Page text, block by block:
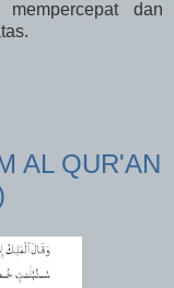
dan
AL QUR'AN